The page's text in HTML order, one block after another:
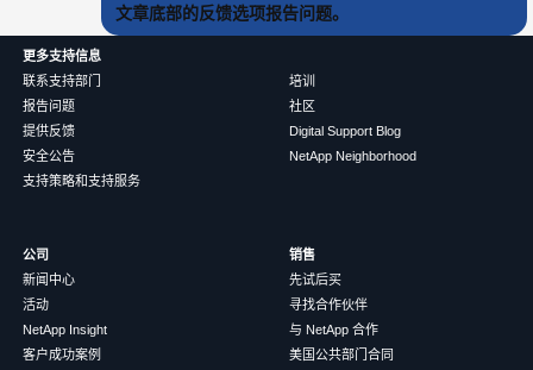
文章底部的反馈选项报告问题。
更多支持信息
联系支持部门
报告问题
提供反馈
安全公告
支持策略和支持服务
培训
社区
Digital Support Blog
NetApp Neighborhood
公司
新闻中心
活动
NetApp Insight
客户成功案例
销售
先试后买
寻找合作伙伴
与 NetApp 合作
美国公共部门合同